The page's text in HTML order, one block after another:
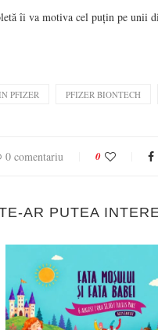
îi va motiva cel puțin pe unii
PFIZER PFIZER BIONTECH
0 comentariu 0
AR PUTEA